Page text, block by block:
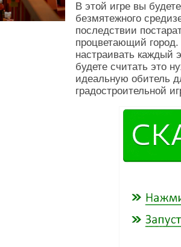
В этой игре вы
безмятежного
последствии
процветающий
настраивать каждый
будете считать это
идеальную обитель
градостроительной